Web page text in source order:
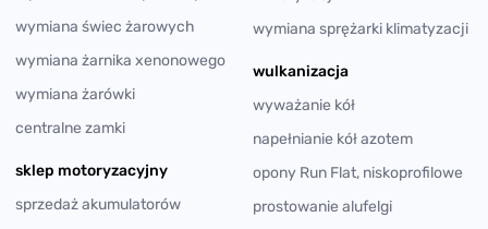
wymiana świec żarowych
wymiana żarnika xenonowego
wymiana żarówki
centralne zamki
sklep motoryzacyjny
sprzedaż akumulatorów
wymiana sprężarki klimatyzacji
wulkanizacja
wyważanie kół
napełnianie kół azotem
opony Run Flat, niskoprofilowe
prostowanie alufelgi